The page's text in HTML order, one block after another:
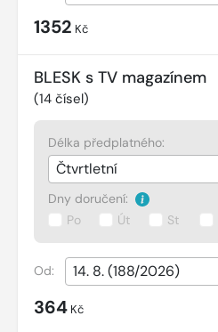
1352 Kč
BLESK s TV magazínem
(14 čísel)
Délka předplatného:
Dny doručení:
Po
Út St
Od:
364 Kč